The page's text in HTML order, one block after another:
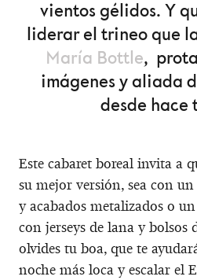
vientos gélidos. Y
liderar el trineo que
María Bottle,
imágenes y aliada
desde hace
Este cabaret boreal invita a
su mejor versión, sea con
y acabados metalizados o
con jerseys de lana y bolsos
olvides tu boa, que te
noche más loca y escalar el